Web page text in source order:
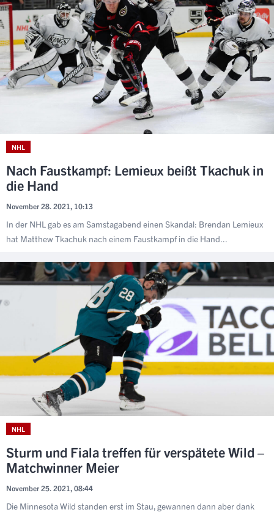
NHL
Nach Faustkampf: Lemieux beißt Tkachuk in
die Hand
November 28. 2021, 10:13
In der NHL gab es am Samstagabend einen Skandal: Brendan Lemieux
hat Matthew Tkachuk nach einem Faustkampf in die Hand...
NHL
Sturm und Fiala treffen für verspätete Wild –
Matchwinner Meier
November 25. 2021, 08:44
Die Minnesota Wild standen erst im Stau, gewannen dann aber dank